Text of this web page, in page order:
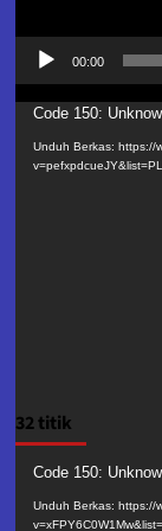
00:00
Pemutar
Video
Code 150:
Unduh Berkas: https://
32 titik
Pemutar
Video
Code 150:
Unduh Berkas: https://